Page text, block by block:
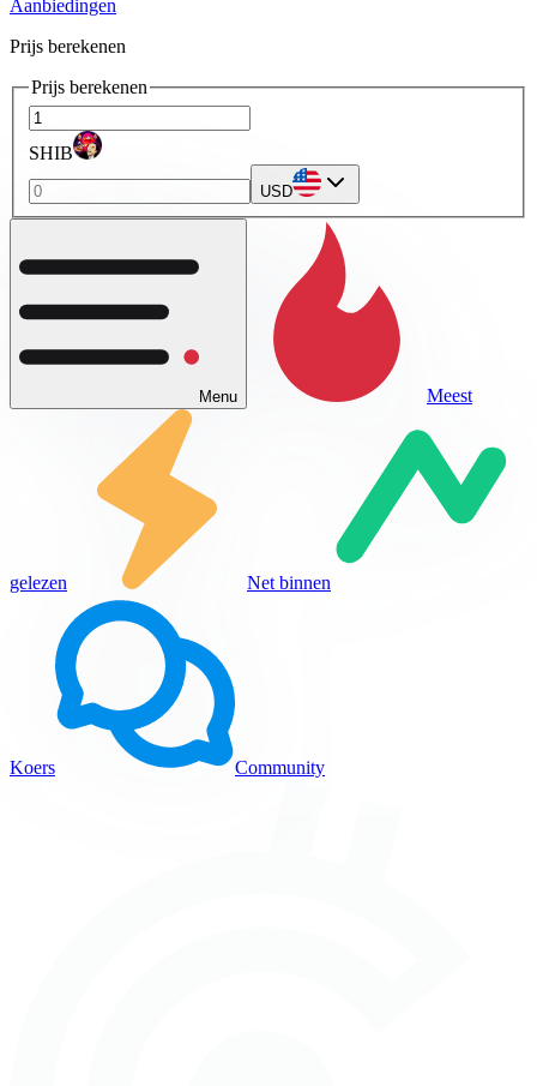
Aanbiedingen
Prijs berekenen
Prijs berekenen
SHIB
USD
Menu Meest
gelezen Net binnen
Koers Community